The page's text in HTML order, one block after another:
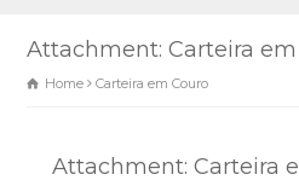
Attachment: Carteira
Home Carteira em Couro
Attachment: Carteira